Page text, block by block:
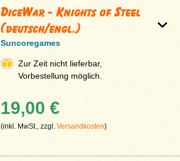
DiceWar - Knights of Steel
(deutsch/engl.)
Suncoregames
Zur Zeit nicht lieferbar,
Vorbestellung möglich.
19,00 €
(inkl. MwSt., zzgl.Versandkosten)